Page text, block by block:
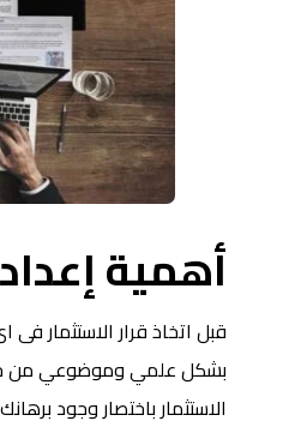
أهمية
قبل اتخاذ قرار الاستثمار
بشكل علمي وموضوعي من
الاستثمار باختصار وجود